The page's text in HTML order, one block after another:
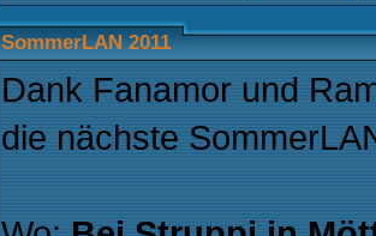
SommerLAN 2011
Dank Fanamor und
die nächste